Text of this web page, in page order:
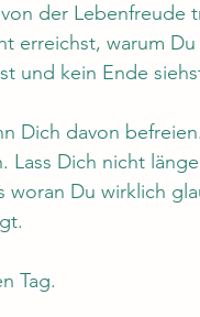
der Lebenfreude
erreichst, warum
und kein Ende
Dich davon
Lass Dich nicht
woran Du wirklich
Tag.